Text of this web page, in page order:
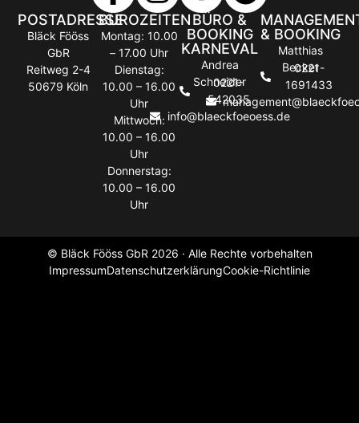
POSTADRESSE
Bläck Fööss
GbR
Reitweg 2-4
50679 Köln
BÜROZEITEN
Montag: 10.00
– 17.00 Uhr
Dienstag:
10.00 – 16.00
Uhr
Mittwoch:
10.00 – 16.00
Uhr
Donnerstag:
10.00 – 16.00
Uhr
BÜRO &
BOOKING
KARNEVAL
Andrea
Schneider
0221-
542035
info@blaeckfoeoess.de
& BOOKING
Matthias
Becker
0221-
1691433
© Bläck Fööss GbR 2026 · Alle Rechte vorbehalten
ImpressumDatenschutzerklärungCookie-Richtlinie